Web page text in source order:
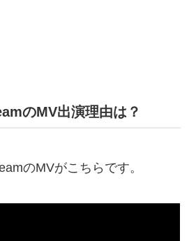
のMV出演理由は？
のMVがこちらです。